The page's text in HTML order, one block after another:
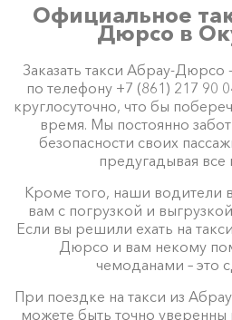
Официальное
Дюрсо в
Заказать такси Абрау-
по телефону +7 (861) 217 90
круглосуточно, что бы
время. Мы постоянно
безопасности своих
предугадывая все
Кроме того, наши водители
вам с погрузкой и
Если вы решили ехать на
Дюрсо и вам некому
чемоданами – это
При поездке на такси из
можете быть точно